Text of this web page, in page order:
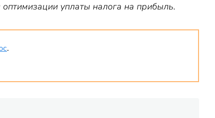
уплаты налога на прибыль.
.